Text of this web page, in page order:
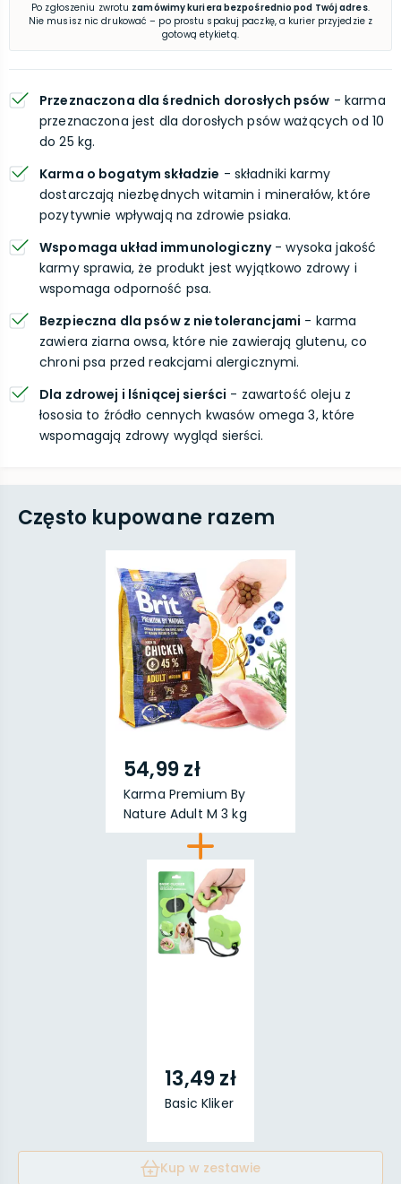
Po zgłoszeniu zwrotu zamówimy kuriera bezpośrednio pod Twój adres.
Nie musisz nic drukować – po prostu spakuj paczkę, a kurier przyjedzie z
gotową etykietą.
Przeznaczona dla średnich dorosłych psów - karma
przeznaczona jest dla dorosłych psów ważących od 10
do 25 kg.
Karma o bogatym składzie - składniki karmy
dostarczają niezbędnych witamin i minerałów, które
pozytywnie wpływają na zdrowie psiaka.
Wspomaga układ immunologiczny- wysoka jakość
karmy sprawia, że produkt jest wyjątkowo zdrowy i
wspomaga odporność psa.
Bezpieczna dla psów z nietolerancjami - karma
zawiera ziarna owsa, które nie zawierają glutenu, co
chroni psa przed reakcjami alergicznymi.
Dla zdrowej i lśniącej sierści - zawartość oleju z
łososia to źródło cennych kwasów omega 3, które
wspomagają zdrowy wygląd sierści.
Często kupowane razem
54,99 zł
Karma Premium By
Nature Adult M 3 kg
13,49 zł
Basic Kliker
Kup w zestawie